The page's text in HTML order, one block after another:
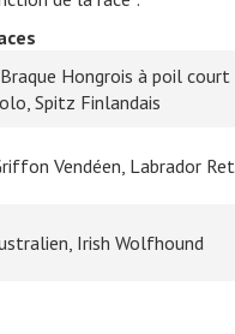
Hongrois à poil court
Spitz Finlandais
Vendéen, Labrador
Irish Wolfhound